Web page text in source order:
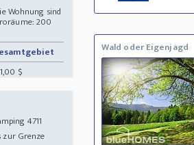
Wohnung sind
200
$
4711
zur Grenze
Wald oder Eigenjagd